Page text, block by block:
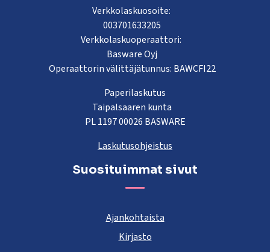
Verkkolaskuosoite:
003701633205
Verkkolaskuoperaattori:
Basware Oyj
Operaattorin välittäjätunnus: BAWCFI22
Paperilaskutus
Taipalsaaren kunta
PL 1197 00026 BASWARE
Laskutusohjeistus
Suosituimmat sivut
Ajankohtaista
Kirjasto